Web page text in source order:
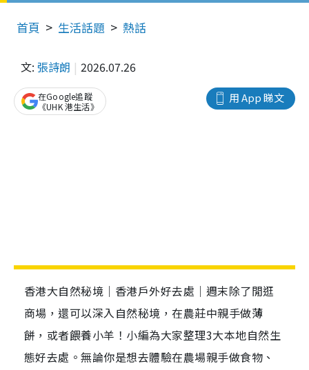
首頁 生活話題 熱話
文: 張詩朗 2026.07.26
用 App 睇文
在Google追蹤
《UHK 港生活》
香港大自然秘境｜香港戶外好去處｜週末除了閒逛
商場，還可以深入自然秘境，在農莊中親手做薄
餅，或者餵養小羊！小編為大家整理3大本地自然生
態好去處。無論你是想去體驗在農場親手做食物、